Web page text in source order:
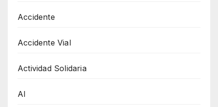
Accidente
Accidente Vial
Actividad Solidaria
AI